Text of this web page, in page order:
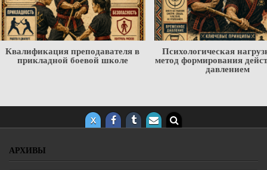
Квалификация преподавателя в
прикладной боевой школе
Психологическая
метод формирования
давлением
АРХИВЫ